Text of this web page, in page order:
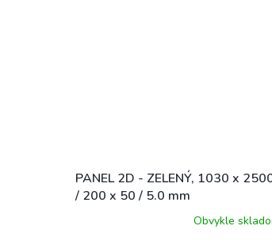
PANEL 2D - ZELENÝ, 1030 x
/ 200 x 50 / 5.0 mm
Obvykle